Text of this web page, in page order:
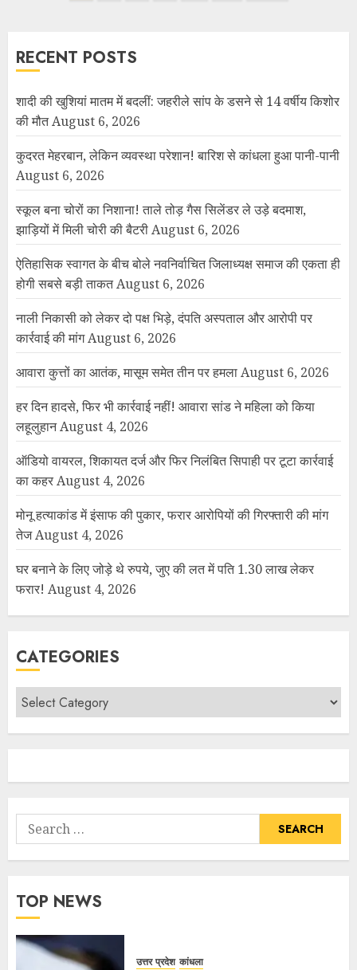
RECENT POSTS
शादी की खुशियां मातम में बदलीं: जहरीले सांप के डसने से 14 वर्षीय किशोर
की मौतAugust 6, 2026
कुदरत मेहरबान, लेकिन व्यवस्था परेशान! बारिश से कांधला हुआ पानी-पानी
August 6, 2026
स्कूल बना चोरों का निशाना! ताले तोड़ गैस सिलेंडर ले उड़े बदमाश,
झाड़ियों में मिली चोरी की बैटरीAugust 6, 2026
ऐतिहासिक स्वागत के बीच बोले नवनिर्वाचित जिलाध्यक्ष समाज की एकता ही
होगी सबसे बड़ी ताकतAugust 6, 2026
नाली निकासी को लेकर दो पक्ष भिड़े, दंपति अस्पताल और आरोपी पर
कार्रवाई की मांगAugust 6, 2026
आवारा कुत्तों का आतंक, मासूम समेत तीन पर हमलाAugust 6, 2026
हर दिन हादसे, फिर भी कार्रवाई नहीं! आवारा सांड ने महिला को किया
लहूलुहानAugust 4, 2026
ऑडियो वायरल, शिकायत दर्ज और फिर निलंबित सिपाही पर टूटा कार्रवाई
का कहरAugust 4, 2026
मोनू हत्याकांड में इंसाफ की पुकार, फरार आरोपियों की गिरफ्तारी की मांग
तेजAugust 4, 2026
घर बनाने के लिए जोड़े थे रुपये, जुए की लत में पति 1.30 लाख लेकर
फरार! August 4, 2026
CATEGORIES
TOP NEWS
उत्तर प्रदेश कांधला